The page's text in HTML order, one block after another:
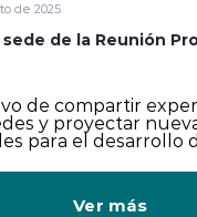
de 2025
de la Reunión
de compartir
y proyectar
para el desarrollo
Ver más